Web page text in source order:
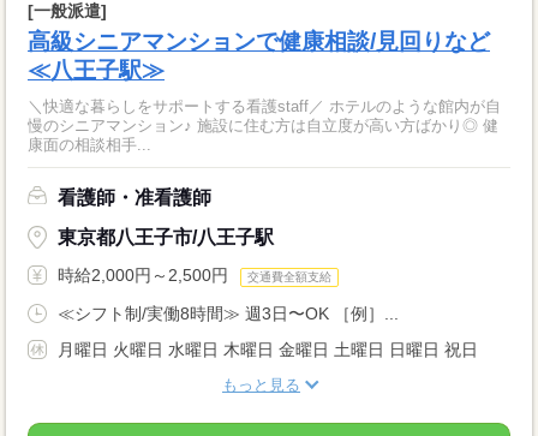
[一般派遣]
高級シニアマンションで健康相談/見回りなど
≪八王子駅≫
＼快適な暮らしをサポートする看護staff／ ホテルのような館内が自
慢のシニアマンション♪ 施設に住む方は自立度が高い方ばかり◎ 健
康面の相談相手...
看護師・准看護師
東京都八王子市/八王子駅
時給2,000円～2,500円 交通費全額支給
≪シフト制/実働8時間≫ 週3日〜OK ［例］...
月曜日 火曜日 水曜日 木曜日 金曜日 土曜日 日曜日 祝日
もっと見る